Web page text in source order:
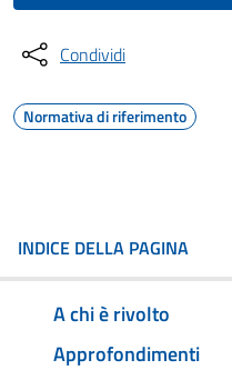
Condividi
Normativa di riferimento
INDICE DELLA PAGINA
A chi è rivolto
Approfondimenti